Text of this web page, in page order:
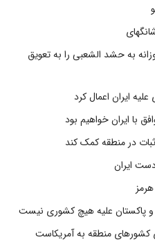
به حشد الشعبی را به تعویق
ایران اعمال کرد
با ایران خواهیم بود
در منطقه کمک کند
و پاکستان علیه هیچ کشوری نیست
کشورهای منطقه به آمریکاست